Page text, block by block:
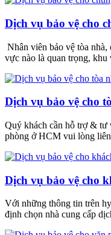
Dịch vụ bảo vệ cho
Nhân viên bảo vệ tòa
vực nào là quan trọng, khu
Dịch vụ bảo vệ cho
Quý khách cần hỗ trợ & tư
phòng ở HCM vui lòng
Dịch vụ bảo vệ cho
Với những thông tin trên
định chọn nhà cung cấp